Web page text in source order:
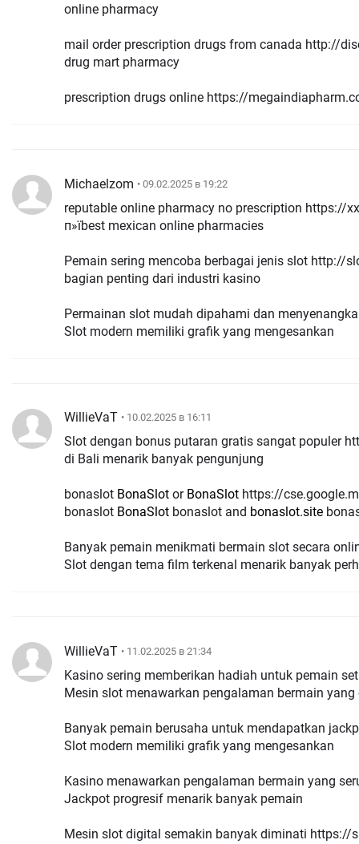
online pharmacy
mail order prescription drugs from canada http://
drug mart pharmacy
prescription drugs online https://
Michaelzom • 09.02.2025 в 19:22
reputable online pharmacy no prescription https://
п»їbest mexican online pharmacies
Pemain sering mencoba berbagai jenis slot http://
bagian penting dari industri kasino
Permainan slot mudah dipahami dan
Slot modern memiliki grafik yang mengesankan
WillieVaT • 10.02.2025 в 16:11
Slot dengan bonus putaran gratis sangat populer
di Bali menarik banyak pengunjung
bonaslot BonaSlot or BonaSlot
bonaslot BonaSlot bonaslot and bonaslot.site
Banyak pemain menikmati bermain slot secara
Slot dengan tema film terkenal menarik banyak
WillieVaT • 11.02.2025 в 21:34
Kasino sering memberikan hadiah untuk pemain
Mesin slot menawarkan pengalaman bermain yang
Banyak pemain berusaha untuk mendapatkan
Slot modern memiliki grafik yang mengesankan
Kasino menawarkan pengalaman bermain yang
Jackpot progresif menarik banyak pemain
Mesin slot digital semakin banyak diminati https://